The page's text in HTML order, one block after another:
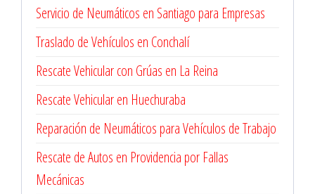
Servicio de Neumáticos en Santiago para Empresas
Traslado de Vehículos en Conchalí
Rescate Vehicular con Grúas en La Reina
Rescate Vehicular en Huechuraba
Reparación de Neumáticos para Vehículos de Trabajo
Rescate de Autos en Providencia por Fallas
Mecánicas